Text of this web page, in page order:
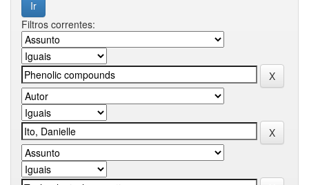
Filtros correntes: